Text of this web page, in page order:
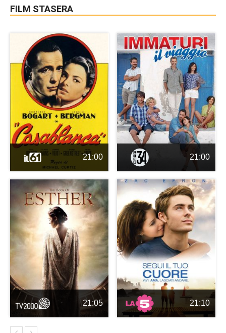
FILM STASERA
21:00 21:00
21:05 21:10